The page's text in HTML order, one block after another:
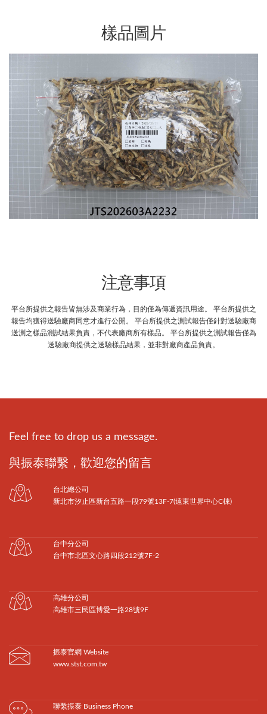
樣品圖片
注意事項
平台所提供之報告皆無涉及商業行為，目的僅為傳遞資訊用途。 平台所提供之
報告均獲得送驗廠商同意才進行公開。 平台所提供之測試報告僅針對送驗廠商
送測之樣品測試結果負責，不代表廠商所有樣品。 平台所提供之測試報告僅為
送驗廠商提供之送驗樣品結果，並非對廠商產品負責。
Feel free to drop us a message.
與振泰聯繫，歡迎您的留言
台北總公司
新北市汐止區新台五路一段79號13F-7(遠東世界中心C棟)
台中分公司
台中市北區文心路四段212號7F-2
高雄分公司
高雄市三民區博愛一路28號9F
振泰官網 Website
www.stst.com.tw
聯繫振泰 Business Phone